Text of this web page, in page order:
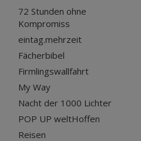
72 Stunden ohne
Kompromiss
eintag.mehrzeit
Fächerbibel
Firmlingswallfahrt
My Way
Nacht der 1000 Lichter
POP UP weltHoffen
Reisen